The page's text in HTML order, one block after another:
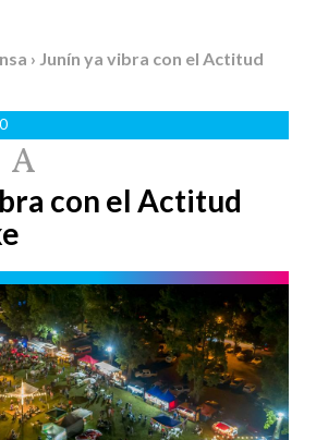
› Junín ya vibra con el Actitud
con el Actitud